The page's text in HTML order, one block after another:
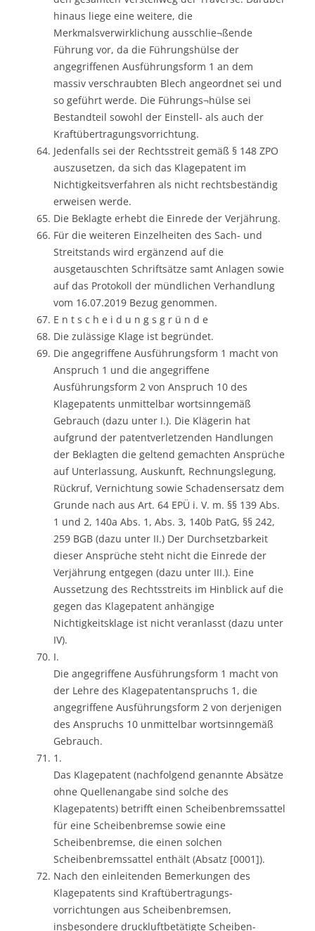
hinaus liege eine weitere, die
Merkmalsverwirklichung ausschlie¬ßende
Führung vor, da die Führungshülse der
angegriffenen Ausführungsform 1 an dem
massiv verschraubten Blech angeordnet sei und
so geführt werde. Die Führungs¬hülse sei
Bestandteil sowohl der Einstell- als auch der
Kraftübertragungsvorrichtung.
Jedenfalls sei der Rechtsstreit gemäß § 148 ZPO
auszusetzen, da sich das Klagepatent im
Nichtigkeitsverfahren als nicht rechtsbeständig
erweisen werde.
Die Beklagte erhebt die Einrede der Verjährung.
Für die weiteren Einzelheiten des Sach- und
Streitstands wird ergänzend auf die
ausgetauschten Schriftsätze samt Anlagen sowie
auf das Protokoll der mündlichen Verhandlung
vom 16.07.2019 Bezug genommen.
E n t s c h e i d u n g s g r ü n d e
Die zulässige Klage ist begründet.
Die angegriffene Ausführungsform 1 macht von
Anspruch 1 und die angegriffene
Ausführungsform 2 von Anspruch 10 des
Klagepatents unmittelbar wortsinngemäß
Gebrauch (dazu unter I.). Die Klägerin hat
aufgrund der patentverletzenden Handlungen
der Beklagten die geltend gemachten Ansprüche
auf Unterlassung, Auskunft, Rechnungslegung,
Rückruf, Vernichtung sowie Schadensersatz dem
Grunde nach aus Art. 64 EPÜ i. V. m. §§ 139 Abs.
1 und 2, 140a Abs. 1, Abs. 3, 140b PatG, §§ 242,
259 BGB (dazu unter II.) Der Durchsetzbarkeit
dieser Ansprüche steht nicht die Einrede der
Verjährung entgegen (dazu unter III.). Eine
Aussetzung des Rechtsstreits im Hinblick auf die
gegen das Klagepatent anhängige
Nichtigkeitsklage ist nicht veranlasst (dazu unter
IV).
I.
Die angegriffene Ausführungsform 1 macht von
der Lehre des Klagepatentanspruchs 1, die
angegriffene Ausführungsform 2 von derjenigen
des Anspruchs 10 unmittelbar wortsinngemäß
Gebrauch.
1.
Das Klagepatent (nachfolgend genannte Absätze
ohne Quellenangabe sind solche des
Klagepatents) betrifft einen Scheibenbremssattel
für eine Scheibenbremse sowie eine
Scheibenbremse, die einen solchen
Scheibenbremssattel enthält (Absatz [0001]).
Nach den einleitenden Bemerkungen des
Klagepatents sind Kraftübertragungs-
vorrichtungen aus Scheibenbremsen,
insbesondere druckluftbetätigte Scheiben-